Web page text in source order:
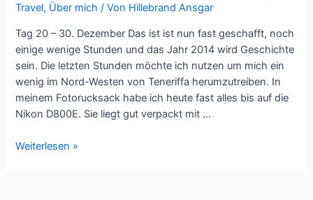
Travel, Über mich / Von Hillebrand Ansgar
Tag 20 – 30. Dezember Das ist ist nun fast geschafft, noch
einige wenige Stunden und das Jahr 2014 wird Geschichte
sein. Die letzten Stunden möchte ich nutzen um mich ein
wenig im Nord-Westen von Teneriffa herumzutreiben. In
meinem Fotorucksack habe ich heute fast alles bis auf die
Nikon D800E. Sie liegt gut verpackt mit …
Teneriffa
Weiterlesen »